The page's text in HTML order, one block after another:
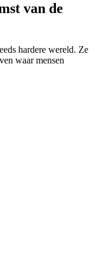
van de
hardere wereld. Ze
waar mensen